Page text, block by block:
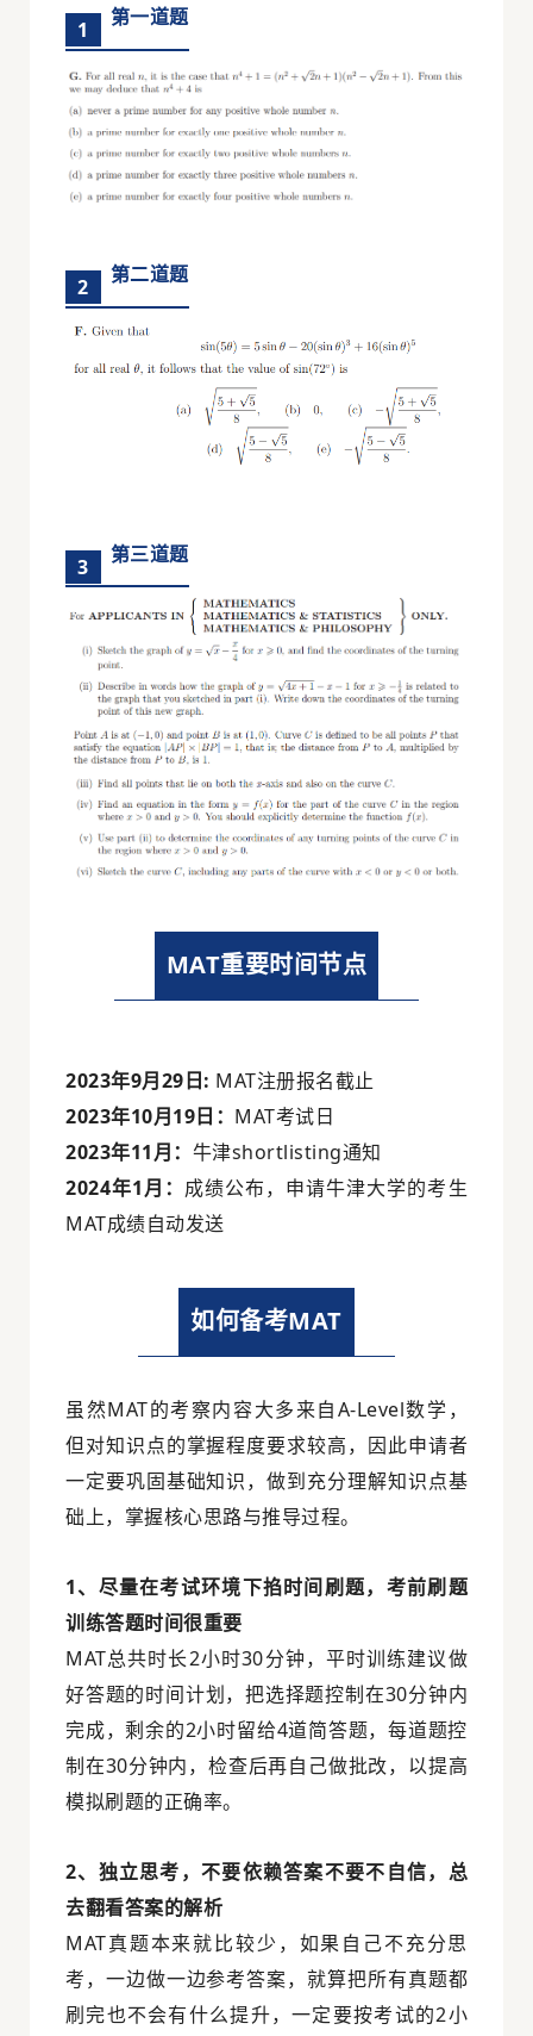
1 第一道题
2 第二道题
3 第三道题
MAT重要时间节点
2023年9月29日: MAT注册报名截止
2023年10月19日： MAT考试日
2023年11月： 牛津shortlisting通知
2024年1月： 成绩公布，申请牛津大学的考生
MAT成绩自动发送
如何备考MAT
虽然MAT的考察内容大多来自A-Level数学，
但对知识点的掌握程度要求较高，因此申请者
一定要巩固基础知识，做到充分理解知识点基
础上，掌握核心思路与推导过程。
1、尽量在考试环境下掐时间刷题，考前刷题
训练答题时间很重要
MAT总共时长2小时30分钟，平时训练建议做
好答题的时间计划，把选择题控制在30分钟内
完成，剩余的2小时留给4道简答题，每道题控
制在30分钟内，检查后再自己做批改，以提高
模拟刷题的正确率。
2、独立思考，不要依赖答案不要不自信，总
去翻看答案的解析
MAT真题本来就比较少，如果自己不充分思
考，一边做一边参考答案，就算把所有真题都
刷完也不会有什么提升，一定要按考试的2小